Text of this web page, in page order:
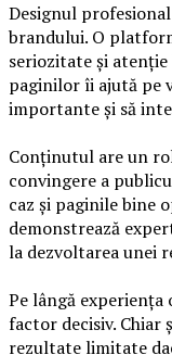
Designul
brandului. O
seriozitate și
paginilor îi ajută pe
importante și să
Conținutul are un
convingere a
caz și paginile bine
demonstrează
la dezvoltarea unei
Pe lângă
factor decisiv. Chiar
rezultate limitate